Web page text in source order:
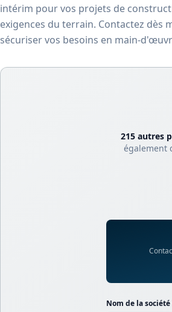
intérim pour vos projets de
exigences du terrain. Contactez
sécuriser vos besoins en main-
215autres
également
Nom de la société